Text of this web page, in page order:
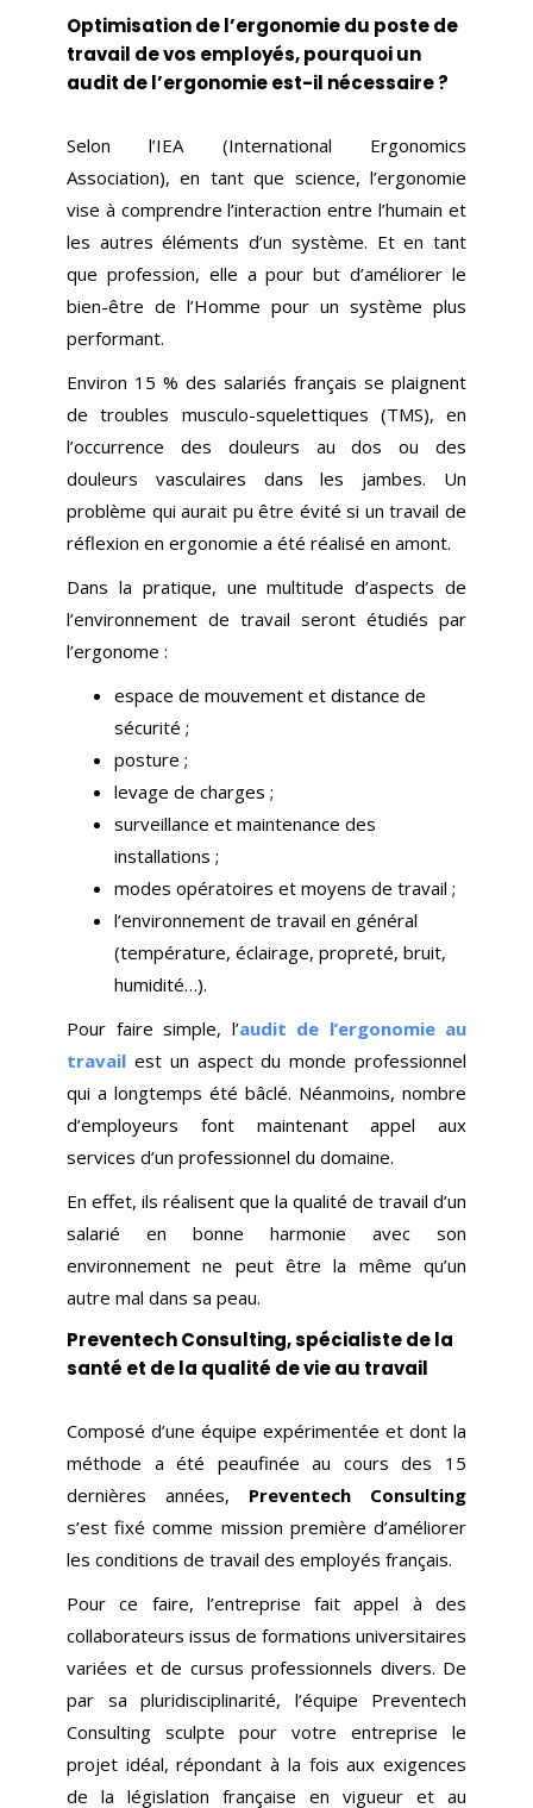
Optimisation de l’ergonomie du poste de
travail de vos employés, pourquoi un
audit de l’ergonomie est-il nécessaire ?
Selon l’IEA (International Ergonomics
Association), en tant que science, l’ergonomie
vise à comprendre l’interaction entre l’humain et
les autres éléments d’un système. Et en tant
que profession, elle a pour but d’améliorer le
bien-être de l’Homme pour un système plus
performant.
Environ 15 % des salariés français se plaignent
de troubles musculo-squelettiques (TMS), en
l’occurrence des douleurs au dos ou des
douleurs vasculaires dans les jambes. Un
problème qui aurait pu être évité si un travail de
réflexion en ergonomie a été réalisé en amont.
Dans la pratique, une multitude d’aspects de
l’environnement de travail seront étudiés par
l’ergonome :
espace de mouvement et distance de
sécurité ;
posture ;
levage de charges ;
surveillance et maintenance des
installations ;
modes opératoires et moyens de travail ;
l’environnement de travail en général
(température, éclairage, propreté, bruit,
humidité…).
Pour faire simple, l’audit de l’ergonomie au
travail est un aspect du monde professionnel
qui a longtemps été bâclé. Néanmoins, nombre
d’employeurs font maintenant appel aux
services d’un professionnel du domaine.
En effet, ils réalisent que la qualité de travail d’un
salarié en bonne harmonie avec son
environnement ne peut être la même qu’un
autre mal dans sa peau.
Preventech Consulting, spécialiste de la
santé et de la qualité de vie au travail
Composé d’une équipe expérimentée et dont la
méthode a été peaufinée au cours des 15
dernières années, Preventech Consulting
s’est fixé comme mission première d’améliorer
les conditions de travail des employés français.
Pour ce faire, l’entreprise fait appel à des
collaborateurs issus de formations universitaires
variées et de cursus professionnels divers. De
par sa pluridisciplinarité, l’équipe Preventech
Consulting sculpte pour votre entreprise le
projet idéal, répondant à la fois aux exigences
de la législation française en vigueur et au